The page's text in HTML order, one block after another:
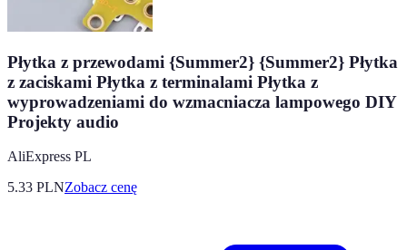
Płytka z przewodami {Summer2} {Summer2} Płytka
z zaciskami Płytka z terminalami Płytka z
wyprowadzeniami do wzmacniacza lampowego DIY
Projekty audio
AliExpress PL
5.33 PLNZobacz cenę